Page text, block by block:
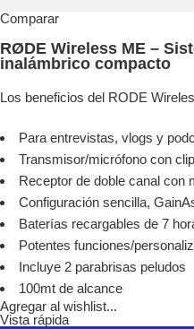
Comparar
RØDE Wireless ME –
inalámbrico compacto
Los beneficios del RODE
Para entrevistas, vlogs y
Transmisor/micrófono con
Receptor de doble canal con
Configuración sencilla,
Baterías recargables de 7
Potentes funciones/
Incluye 2 parabrisas peludos
100mt de alcance
Agregar al wishlist...
Vista rápida